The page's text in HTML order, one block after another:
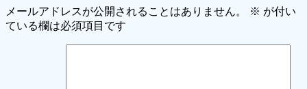
メールアドレスが公開されることはありません。 ※ が付い
ている欄は必須項目です